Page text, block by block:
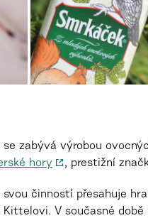
se zabývá výrobou
hory , prestižní
činností přesahuje
V současné